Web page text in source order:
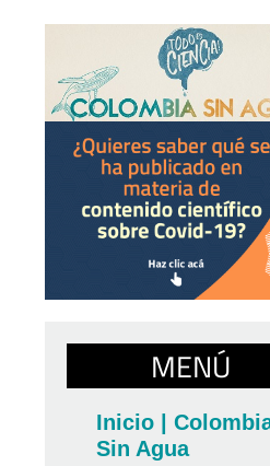
MENÚ
Inicio |
Sin Agua